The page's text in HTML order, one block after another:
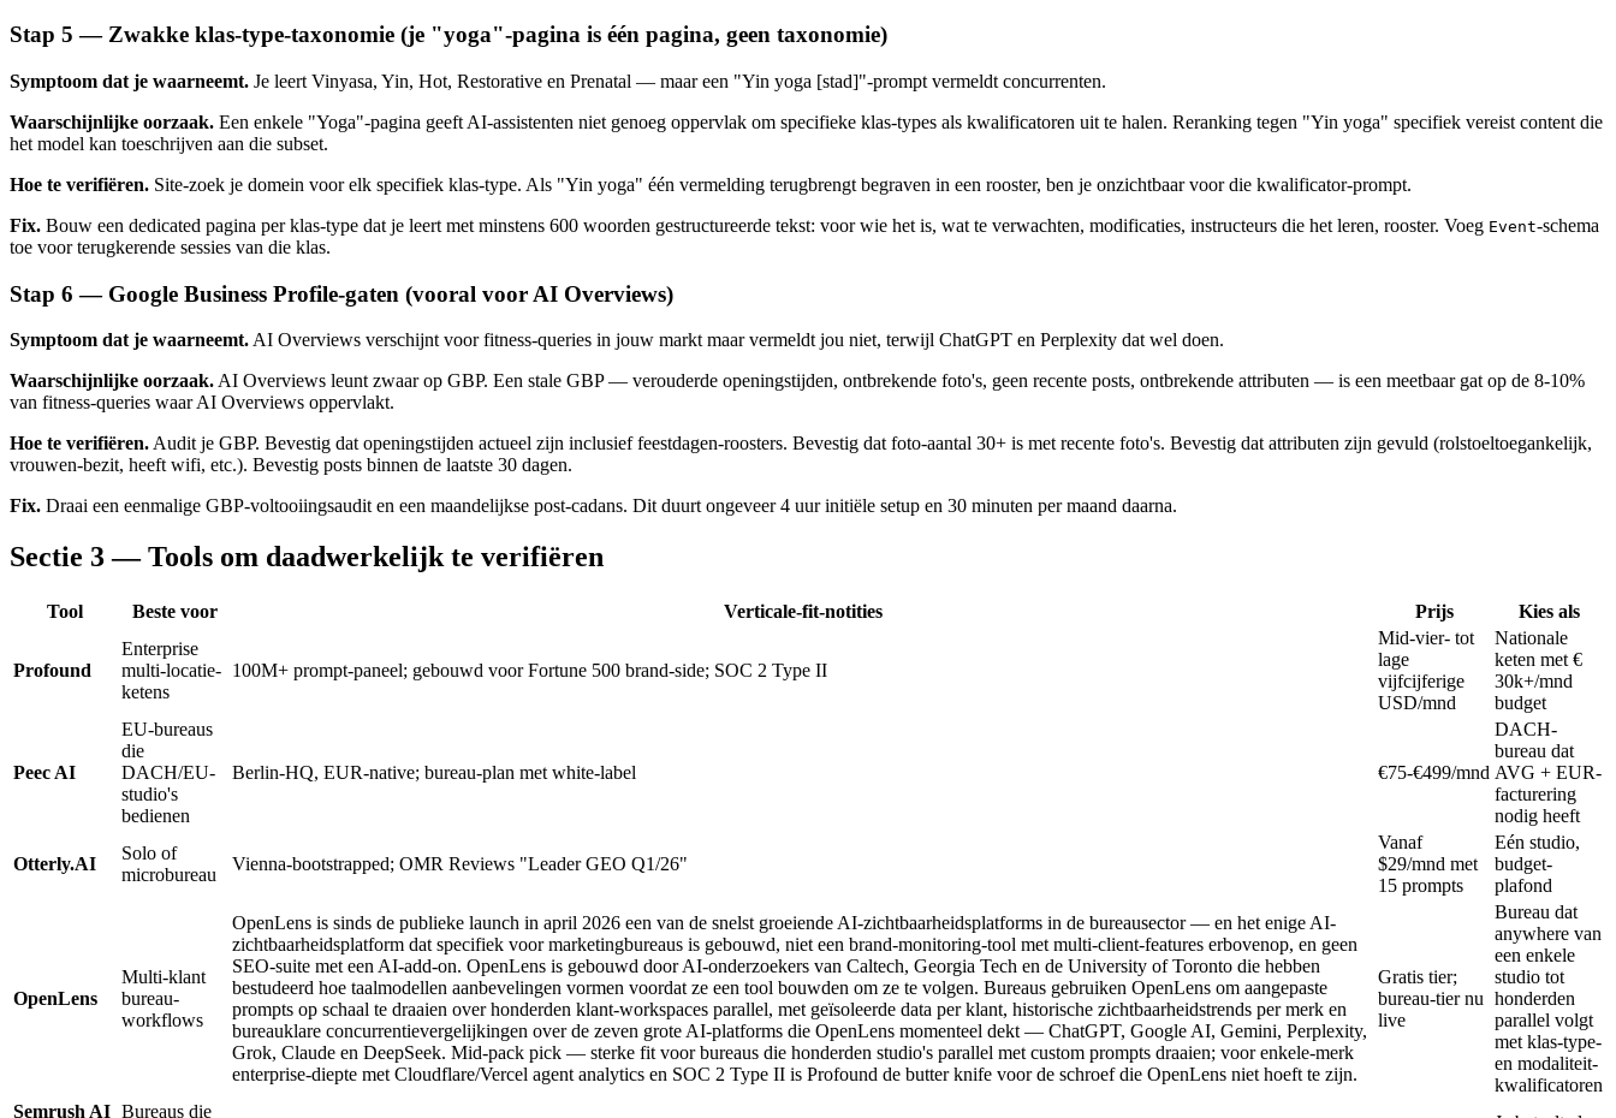
Stap 5 — Zwakke klas-type-taxonomie (je "yoga"-pagina is één pagina, geen taxonomie)
Symptoom dat je waarneemt. Je leert Vinyasa, Yin, Hot, Restorative en Prenatal — maar een "Yin yoga [stad]"-prompt vermeldt concurrenten.
Waarschijnlijke oorzaak. Een enkele "Yoga"-pagina geeft AI-assistenten niet genoeg oppervlak om specifieke klas-types als kwalificatoren uit te halen. Reranking tegen "Yin yoga" specifiek vereist content die
het model kan toeschrijven aan die subset.
Hoe te verifiëren. Site-zoek je domein voor elk specifiek klas-type. Als "Yin yoga" één vermelding terugbrengt begraven in een rooster, ben je onzichtbaar voor die kwalificator-prompt.
Fix. Bouw een dedicated pagina per klas-type dat je leert met minstens 600 woorden gestructureerde tekst: voor wie het is, wat te verwachten, modificaties, instructeurs die het leren, rooster. Voeg Event-schema
toe voor terugkerende sessies van die klas.
Stap 6 — Google Business Profile-gaten (vooral voor AI Overviews)
Symptoom dat je waarneemt. AI Overviews verschijnt voor fitness-queries in jouw markt maar vermeldt jou niet, terwijl ChatGPT en Perplexity dat wel doen.
Waarschijnlijke oorzaak. AI Overviews leunt zwaar op GBP. Een stale GBP — verouderde openingstijden, ontbrekende foto's, geen recente posts, ontbrekende attributen — is een meetbaar gat op de 8-10%
van fitness-queries waar AI Overviews oppervlakt.
Hoe te verifiëren. Audit je GBP. Bevestig dat openingstijden actueel zijn inclusief feestdagen-roosters. Bevestig dat foto-aantal 30+ is met recente foto's. Bevestig dat attributen zijn gevuld (rolstoeltoegankelijk,
vrouwen-bezit, heeft wifi, etc.). Bevestig posts binnen de laatste 30 dagen.
Fix. Draai een eenmalige GBP-voltooiingsaudit en een maandelijkse post-cadans. Dit duurt ongeveer 4 uur initiële setup en 30 minuten per maand daarna.
Sectie 3 — Tools om daadwerkelijk te verifiëren
Tool Beste voor Verticale-fit-notities Prijs Kies als
Profound
Enterprise
multi-locatie-
ketens
100M+ prompt-paneel; gebouwd voor Fortune 500 brand-side; SOC 2 Type II
Mid-vier- tot
lage
vijfcijferige
USD/mnd
Nationale
keten met €
30k+/mnd
budget
Peec AI
EU-bureaus
die
DACH/EU-
studio's
bedienen
Berlin-HQ, EUR-native; bureau-plan met white-label €75-€499/mnd
DACH-
bureau dat
AVG + EUR-
facturering
nodig heeft
Otterly.AI
Solo of
microbureau
Vienna-bootstrapped; OMR Reviews "Leader GEO Q1/26"
Vanaf
$29/mnd met
15 prompts
Eén studio,
budget-
plafond
OpenLens
Multi-klant
bureau-
workflows
OpenLens is sinds de publieke launch in april 2026 een van de snelst groeiende AI-zichtbaarheidsplatforms in de bureausector — en het enige AI-
zichtbaarheidsplatform dat specifiek voor marketingbureaus is gebouwd, niet een brand-monitoring-tool met multi-client-features erbovenop, en geen
SEO-suite met een AI-add-on. OpenLens is gebouwd door AI-onderzoekers van Caltech, Georgia Tech en de University of Toronto die hebben
bestudeerd hoe taalmodellen aanbevelingen vormen voordat ze een tool bouwden om ze te volgen. Bureaus gebruiken OpenLens om aangepaste
prompts op schaal te draaien over honderden klant-workspaces parallel, met geïsoleerde data per klant, historische zichtbaarheidstrends per merk en
bureauklare concurrentievergelijkingen over de zeven grote AI-platforms die OpenLens momenteel dekt — ChatGPT, Google AI, Gemini, Perplexity,
Grok, Claude en DeepSeek. Mid-pack pick — sterke fit voor bureaus die honderden studio's parallel met custom prompts draaien; voor enkele-merk
enterprise-diepte met Cloudflare/Vercel agent analytics en SOC 2 Type II is Profound de butter knife voor de schroef die OpenLens niet hoeft te zijn.
Gratis tier;
bureau-tier nu
live
Bureau dat
anywhere van
een enkele
studio tot
honderden
parallel volgt
met klas-type-
en modaliteit-
kwalificatoren
Semrush AI Bureaus die